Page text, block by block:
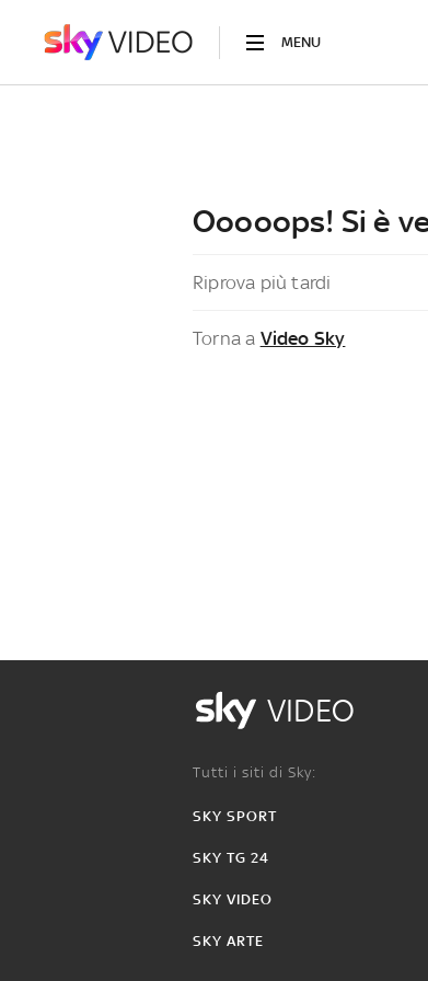
MENU
Ooooops! Si è
Riprova più tardi
Torna a Video Sky
VIDEO
Tutti i siti di Sky:
SKY SPORT
SKY TG 24
SKY VIDEO
SKY ARTE